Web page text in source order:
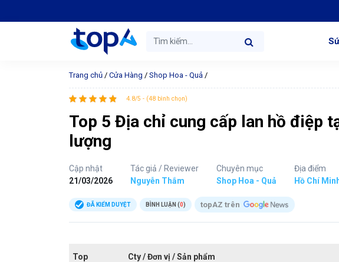
Trang chủ / Cửa Hàng / Shop Hoa - Quả /
4.8/5 - (48 bình chọn)
Top 5 Địa chỉ cung cấp lan hồ điệp
lượng
Cập nhật
21/03/2026
Tác giả / Reviewer
Nguyễn Thắm
Chuyên mục
Shop Hoa - Quả
Địa điểm
Hồ Chí
ĐÃ KIỂM DUYỆT BÌNH LUẬN (0) topAZ trên
Top Cty / Đơn vị / Sản phẩm